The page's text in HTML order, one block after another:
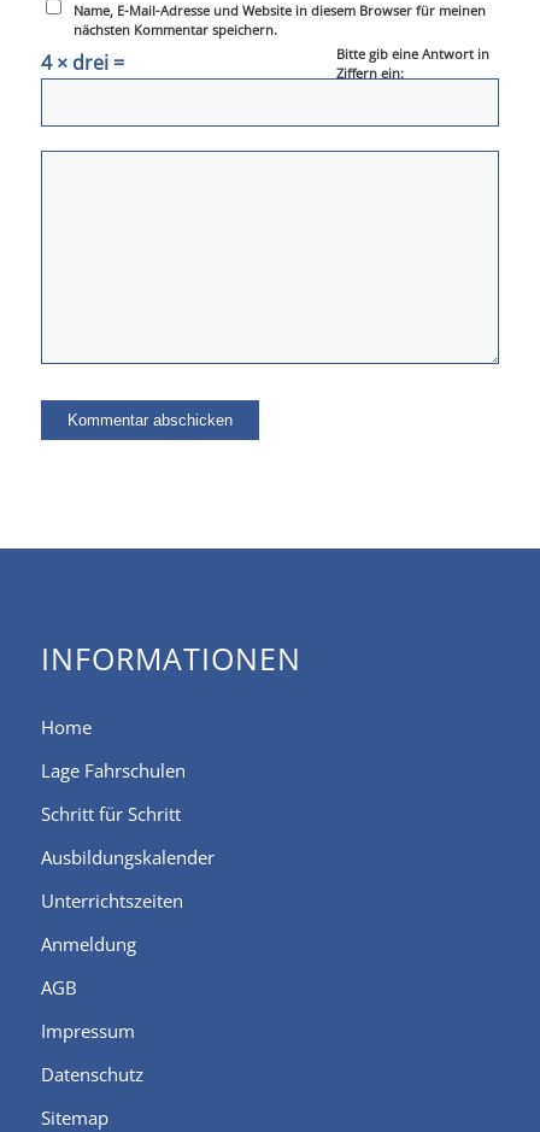
Name, E-Mail-Adresse und Website in diesem Browser für meinen
nächsten Kommentar speichern.
Bitte gib eine Antwort in
Ziffern ein:
4 × drei =
INFORMATIONEN
Home
Lage Fahrschulen
Schritt für Schritt
Ausbildungskalender
Unterrichtszeiten
Anmeldung
AGB
Impressum
Datenschutz
Sitemap